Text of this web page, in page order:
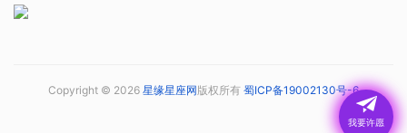
Copyright © 2026 星缘星座网版权所有 蜀ICP备19002130号-6
我要许愿